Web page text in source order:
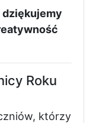
Roku
którzy